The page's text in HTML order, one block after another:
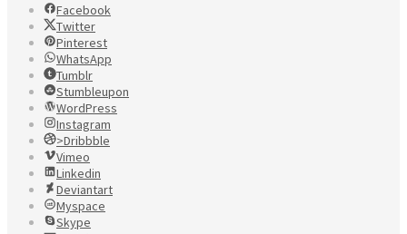
Facebook
Twitter
Pinterest
WhatsApp
Tumblr
Stumbleupon
WordPress
Instagram
>Dribbble
Vimeo
Linkedin
Deviantart
Myspace
Skype